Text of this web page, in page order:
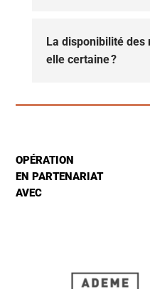
La disponibilité
elle certaine ?
OPÉRATION
EN PARTENARIAT
AVEC